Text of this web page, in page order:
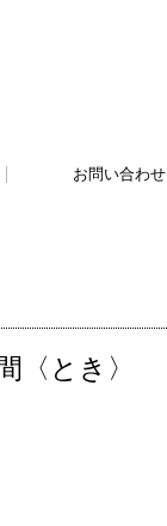
お問い合わせ
とき〉